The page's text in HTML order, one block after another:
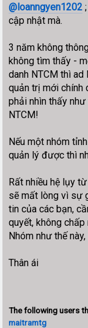
@loanngyen1202
cập nhật mà.
3 năm không
không tìm thấy -
danh NTCM thì
quản trị mới chính
phải nhìn thấy
NTCM!
Nếu một nhóm
quản lý được thì
Rất nhiều hệ lụy
sẽ mất lòng vì sự
tin của các bạn,
quyết, không
Nhóm như thế
Thân ái
The following users
maitramtg